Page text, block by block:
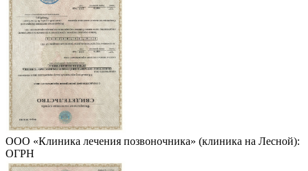
ООО «Клиника лечения позвоночника» (клиника на Лесной):
ОГРН